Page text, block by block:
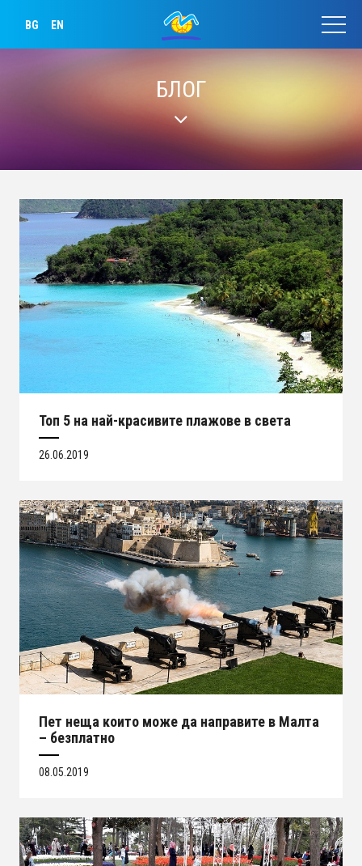
BG EN
БЛОГ
Топ 5 на най-красивите плажове в света
26.06.2019
Пет неща които може да направите в Малта
– безплатно
08.05.2019